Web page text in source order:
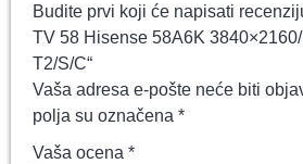
Budite prvi koji će napisati
TV 58 Hisense 58A6K
T2/S/C“
Vaša adresa e-pošte neće biti
polja su označena *
Vaša ocena *